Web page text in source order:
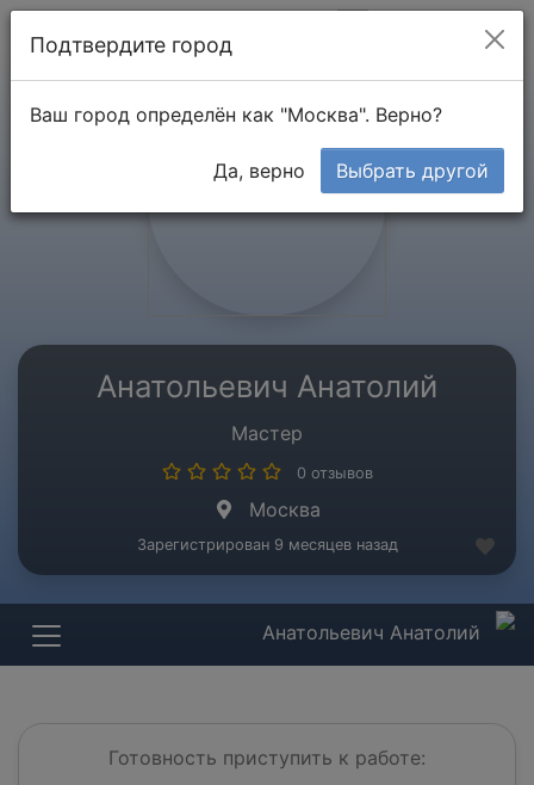
Анатольевич Анатолий
Мастер
0 отзывов
Москва
Зарегистрирован 9 месяцев назад
Анатольевич Анатолий
Готовность приступить к работе:
Подтвердите город
Ваш город определён как "Москва". Верно?
Да, верно Выбрать другой